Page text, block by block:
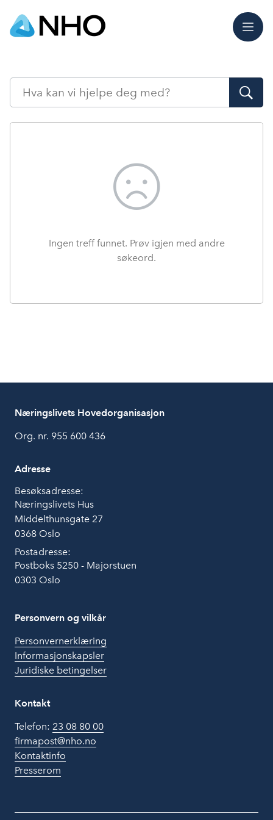
Meny
Søk
Ingen treff funnet. Prøv igjen med andre
søkeord.
Næringslivets Hovedorganisasjon
Org. nr. 955 600 436
Adresse
Besøksadresse:
Næringslivets Hus
Middelthunsgate 27
0368 Oslo
Postadresse:
Postboks 5250 - Majorstuen
0303 Oslo
Personvern og vilkår
Personvernerklæring
Informasjonskapsler
Juridiske betingelser
Kontakt
Telefon: 23 08 80 00
firmapost@nho.no
Kontaktinfo
Presserom